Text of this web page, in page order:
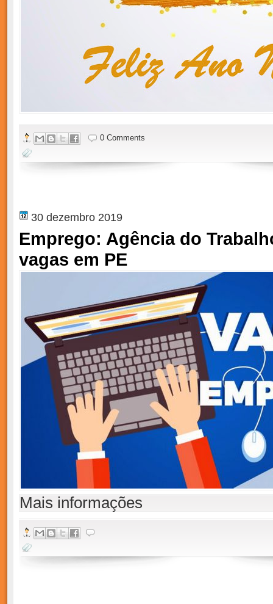
0 Comments
30 dezembro 2019
Emprego: Agência do
vagas em PE
Mais informações